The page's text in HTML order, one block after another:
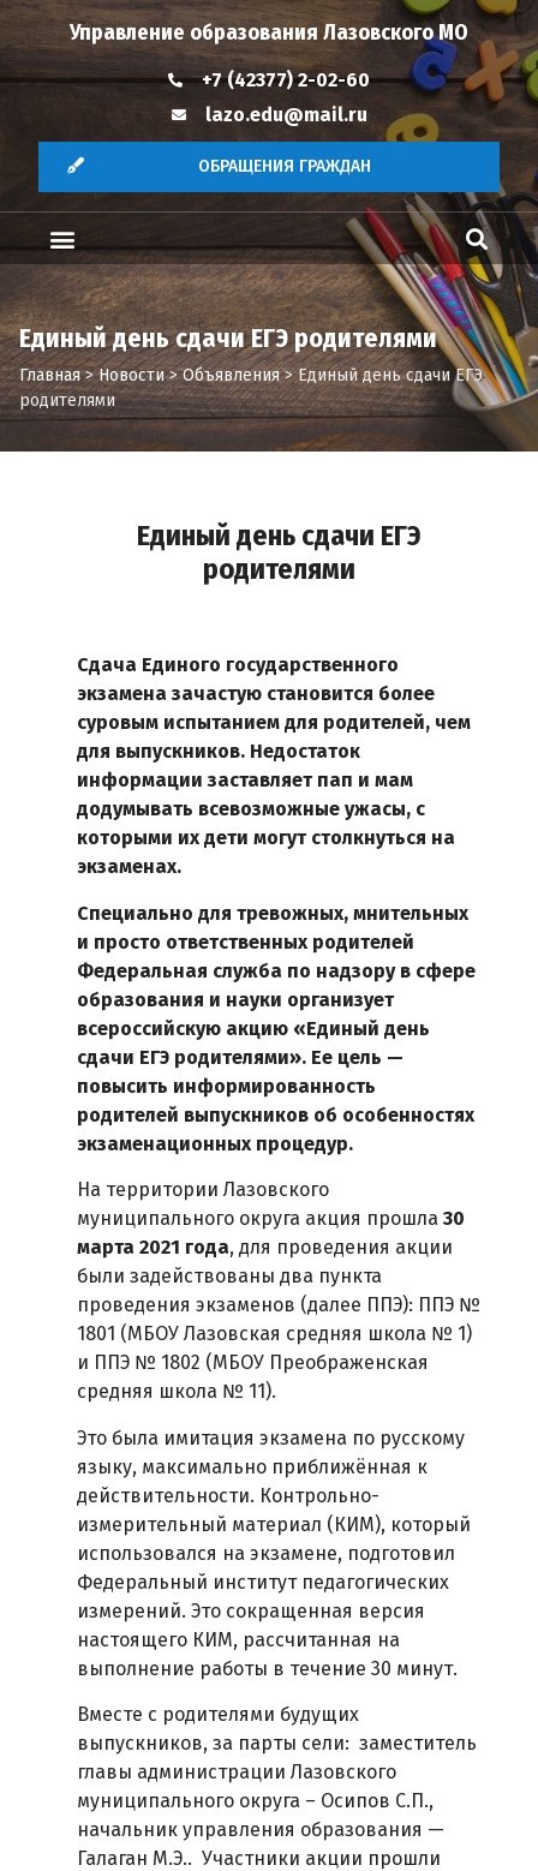
Управление образования Лазовского МО
+7 (42377) 2-02-60
lazo.edu@mail.ru
ОБРАЩЕНИЯ ГРАЖДАН
Единый день сдачи ЕГЭ родителями
Главная>Новости>Объявления>Единый день сдачи ЕГЭ
родителями
Единый день сдачи ЕГЭ
родителями
Сдача Единого государственного
экзамена зачастую становится более
суровым испытанием для родителей, чем
для выпускников. Недостаток
информации заставляет пап и мам
додумывать всевозможные ужасы, с
которыми их дети могут столкнуться на
экзаменах.
Специально для тревожных, мнительных
и просто ответственных родителей
Федеральная служба по надзору в сфере
образования и науки организует
всероссийскую акцию «Единый день
сдачи ЕГЭ родителями». Ее цель —
повысить информированность
родителей выпускников об особенностях
экзаменационных процедур.
На территории Лазовского
муниципального округа акция прошла 30
марта 2021 года, для проведения акции
были задействованы два пункта
проведения экзаменов (далее ППЭ): ППЭ №
1801 (МБОУ Лазовская средняя школа № 1)
и ППЭ № 1802 (МБОУ Преображенская
средняя школа № 11).
Это была имитация экзамена по русскому
языку, максимально приближённая к
действительности. Контрольно-
измерительный материал (КИМ), который
использовался на экзамене, подготовил
Федеральный институт педагогических
измерений. Это сокращенная версия
настоящего КИМ, рассчитанная на
выполнение работы в течение 30 минут.
Вместе с родителями будущих
выпускников, за парты сели: заместитель
главы администрации Лазовского
муниципального округа – Осипов С.П.,
начальник управления образования —
Галаган М.Э.. Участники акции прошли